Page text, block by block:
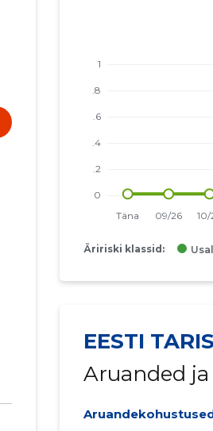
Äririski klassid:
EESTI
Aruanded